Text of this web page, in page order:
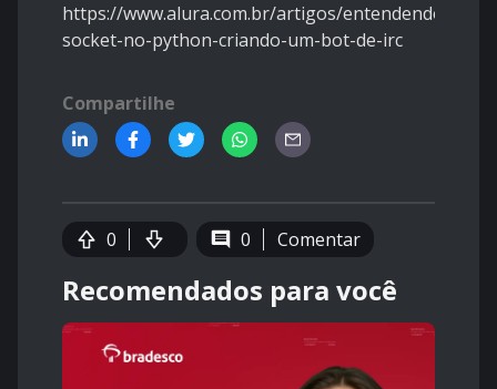
https://www.alura.com.br/artigos/entendendo-
socket-no-python-criando-um-bot-de-irc
Compartilhe
0 0 Comentar
Recomendados para você